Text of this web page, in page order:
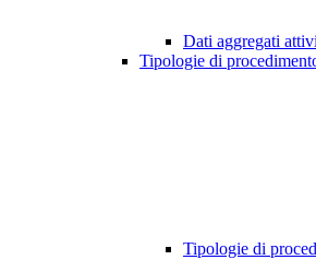
Dati aggregati
Tipologie di
Tipologie di